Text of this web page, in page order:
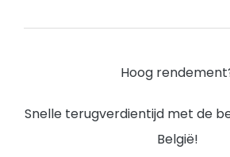
Hoog
Snelle terugverdientijd met de
België!